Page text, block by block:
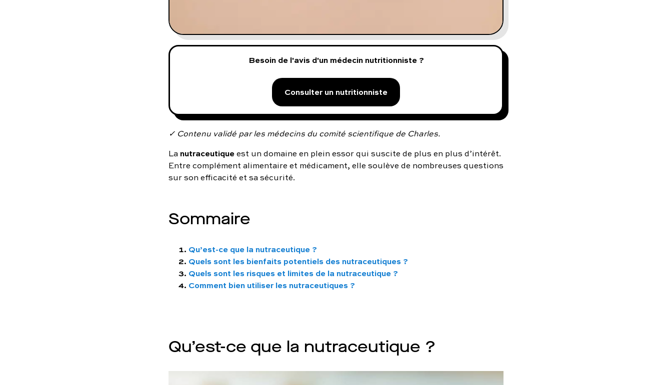
Besoin de l'avis d'un médecin nutritionniste ?
Consulter un nutritionniste
✓ Contenu validé par les médecins du comité scientifique de Charles.
Lanutraceutiqueest un domaine en plein essor qui suscite de plus en plus d’intérêt.
Entre complément alimentaire et médicament, elle soulève de nombreuses questions
sur son efficacité et sa sécurité.
Sommaire
Qu’est-ce que la nutraceutique ?
Quels sont les bienfaits potentiels des nutraceutiques ?
Quels sont les risques et limites de la nutraceutique ?
Comment bien utiliser les nutraceutiques ?
Qu’est-ce que la nutraceutique ?